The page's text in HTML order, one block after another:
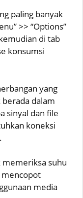
paling banyak
>> “Options”
di tab
konsumsi
yang
berada dalam
sinyal dan file
koneksi
memeriksa suhu
mencopot
media